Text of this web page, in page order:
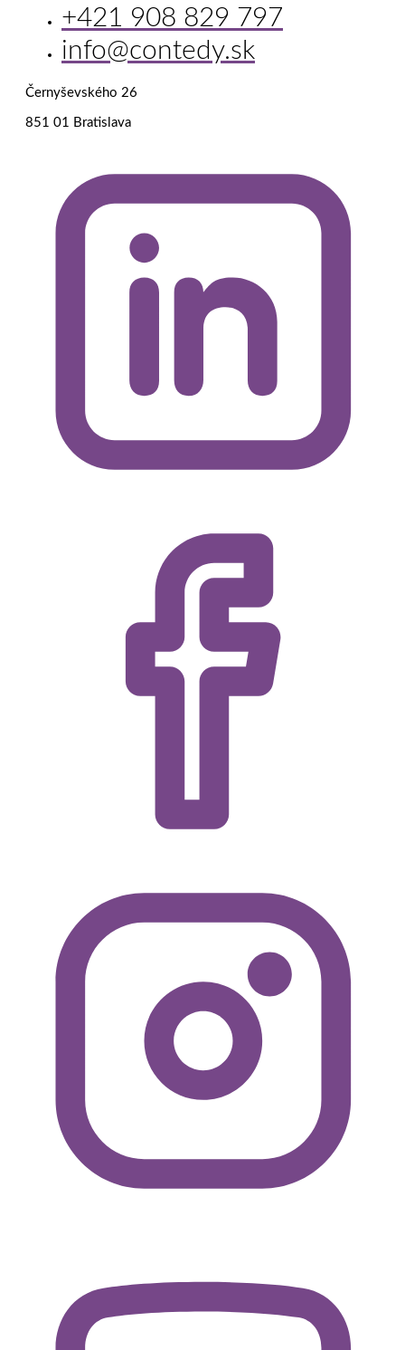
+421 908 829 797
info@contedy.sk
Černyševského 26
851 01 Bratislava